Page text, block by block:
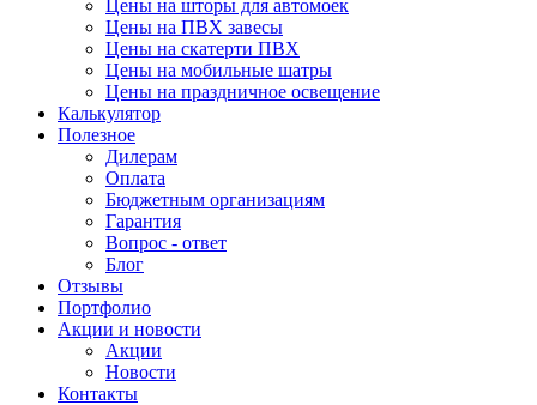
Цены на шторы для автомоек
Цены на ПВХ завесы
Цены на скатерти ПВХ
Цены на мобильные шатры
Цены на праздничное освещение
Калькулятор
Полезное
Дилерам
Оплата
Бюджетным организациям
Гарантия
Вопрос - ответ
Блог
Отзывы
Портфолио
Акции и новости
Акции
Новости
Контакты